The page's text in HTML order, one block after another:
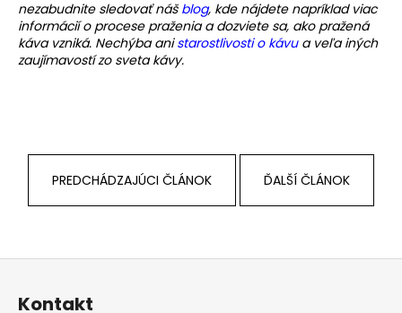
nezabudnite sledovať náš blog, kde nájdete napríklad viac
informácií o procese praženia a dozviete sa, ako pražená
káva vzniká. Nechýba anistarostlivosti o kávua veľa iných
zaujímavostí zo sveta kávy.
PREDCHÁDZAJÚCI ČLÁNOK ĎALŠÍ ČLÁNOK
Z
Kontakt